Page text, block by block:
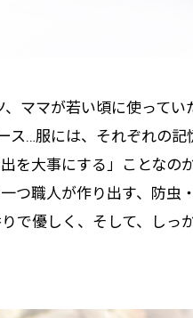
ママが若い頃に使ってい
…服には、それぞれの記
を大事にする」ことなの
つ職人が作り出す、防虫
で優しく、そして、しっ